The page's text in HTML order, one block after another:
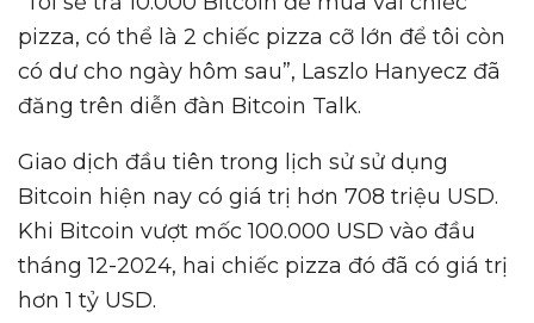
pizza, có thể là 2 chiếc pizza cỡ lớn để tôi còn
có dư cho ngày hôm sau”, Laszlo Hanyecz đã
đăng trên diễn đàn Bitcoin Talk.
Giao dịch đầu tiên trong lịch sử sử dụng
Bitcoin hiện nay có giá trị hơn 708 triệu USD.
Khi Bitcoin vượt mốc 100.000 USD vào đầu
tháng 12-2024, hai chiếc pizza đó đã có giá trị
hơn 1 tỷ USD.